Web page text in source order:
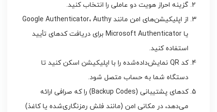
گزینه احراز هویت دو عاملی را انتخاب کنید.
از اپلیکیشن‌های امن مانند Google Authenticator، Authy
یا Microsoft Authenticator برای دریافت کدهای تأیید
استفاده کنید.
کد QR نمایش‌داده‌شده را با اپلیکیشن اسکن کنید تا
دستگاه شما به حساب متصل شود.
کدهای پشتیبانی (Backup Codes) را که صرافی ارائه
می‌دهد، در مکانی امن (مانند فلش رمزنگاری‌شده یا کاغذ)